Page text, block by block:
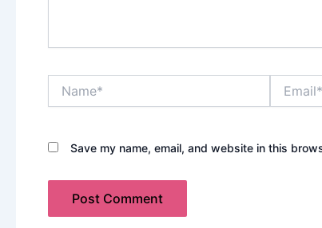
Save my name, email, and website in this